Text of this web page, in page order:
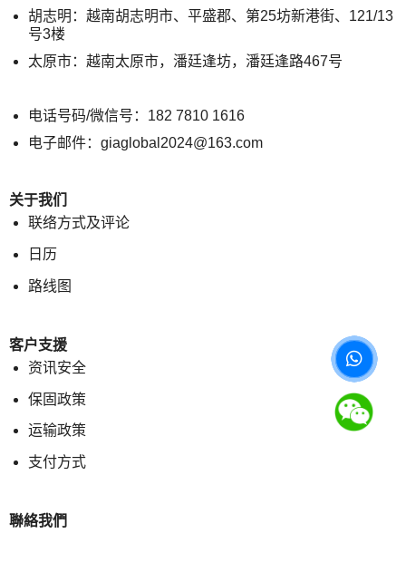
胡志明：越南胡志明市、平盛郡、第25坊新港街、121/13
号3楼
太原市：越南太原市，潘廷逢坊，潘廷逢路467号
电话号码/微信号：182 7810 1616
电子邮件：giaglobal2024@163.com
关于我们
联络方式及评论
日历
路线图
客户支援
资讯安全
保固政策
运输政策
支付方式
聯絡我們